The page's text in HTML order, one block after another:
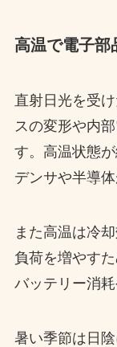
高温で電子部
直射日光を受
スの変形や内
す。高温状態
デンサや半導
また高温は冷
負荷を増やす
バッテリー消
暑い季節は日